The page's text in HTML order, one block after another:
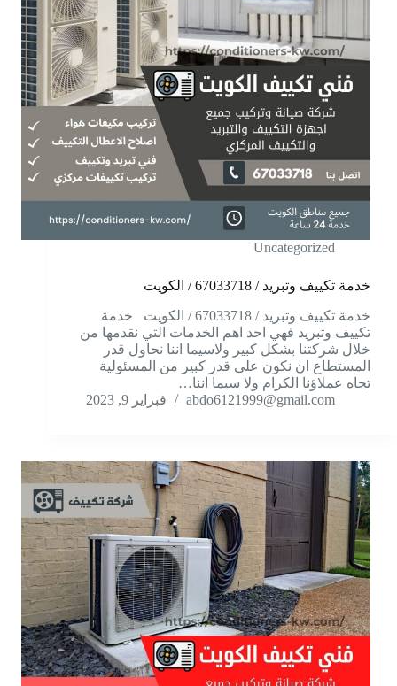
Uncategorized
خدمة تكييف وتبريد / 67033718 / الكويت
خدمة تكييف وتبريد / 67033718 / الكويت خدمة
تكييف وتبريد فهي احد اهم الخدمات التي نقدمها من
خلال شركتنا بشكل كبير ولاسيما اننا نحاول قدر
المستطاع ان نكون على قدر كبير من المسئولية
تجاه عملاؤنا الكرام ولا سيما اننا…
abdo6121999@gmail.com
فبراير 9, 2023